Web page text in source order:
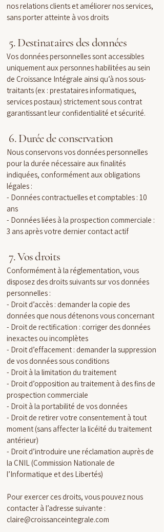
nos relations clients et améliorer nos services,
sans porter atteinte à vos droits
5. Destinataires des données
Vos données personnelles sont accessibles
uniquement aux personnes habilitées au sein
de Croissance Intégrale ainsi qu’à nos sous-
traitants (ex : prestataires informatiques,
services postaux) strictement sous contrat
garantissant leur confidentialité et sécurité.
6. Durée de conservation
Nous conservons vos données personnelles
pour la durée nécessaire aux finalités
indiquées, conformément aux obligations
légales :
- Données contractuelles et comptables : 10
ans
- Données liées à la prospection commerciale :
3 ans après votre dernier contact actif
7. Vos droits
Conformément à la réglementation, vous
disposez des droits suivants sur vos données
personnelles :
- Droit d’accès : demander la copie des
données que nous détenons vous concernant
- Droit de rectification : corriger des données
inexactes ou incomplètes
- Droit d’effacement : demander la suppression
de vos données sous conditions
- Droit à la limitation du traitement
- Droit d’opposition au traitement à des fins de
prospection commerciale
- Droit à la portabilité de vos données
- Droit de retirer votre consentement à tout
moment (sans affecter la licéité du traitement
antérieur)
- Droit d’introduire une réclamation auprès de
la CNIL (Commission Nationale de
l’Informatique et des Libertés)
Pour exercer ces droits, vous pouvez nous
contacter à l’adresse suivante :
claire@croissanceintegrale.com